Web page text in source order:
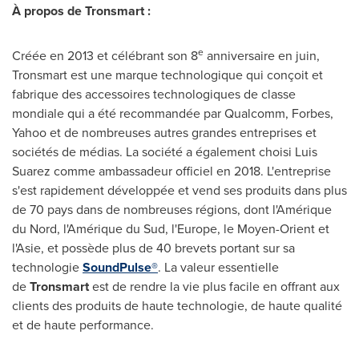
À propos de Tronsmart :
Créée en 2013 etcélébrant son 8e anniversaire en juin,
Tronsmart est une marque technologique qui conçoit et
fabrique des accessoires technologiques de classe
mondiale qui a été recommandée par Qualcomm, Forbes,
Yahoo et de nombreuses autres grandes entreprises et
sociétés de médias. La société a également choisi Luis
Suarez comme ambassadeur officiel en 2018. L'entreprise
s'est rapidement développée et vend ses produits dans plus
de 70 pays dans de nombreuses régions, dont l'Amérique
du Nord, l'Amérique du Sud, l'Europe, le Moyen-Orient et
l'Asie, et possède plus de 40 brevets portant sur sa
technologieSoundPulse®. La valeur essentielle
deTronsmartest de rendre la vie plus facile en offrant aux
clients des produits de haute technologie, de haute qualité
et de haute performance.